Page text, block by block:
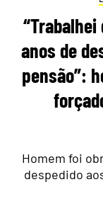
“Trabalhei
anos de
pensão”:
Homem foi
despedido